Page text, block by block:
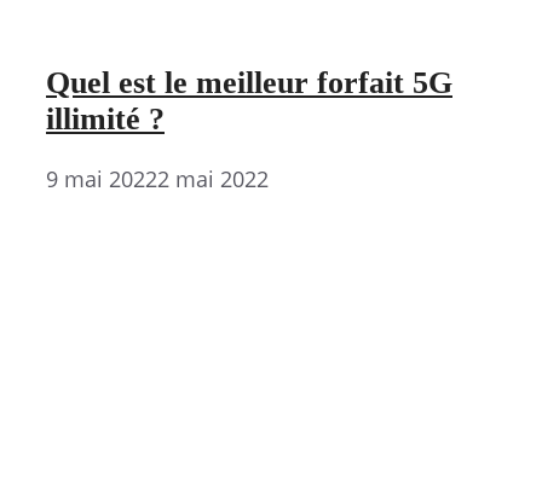
Quel est le meilleur forfait 5G
illimité ?
9 mai 20222 mai 2022